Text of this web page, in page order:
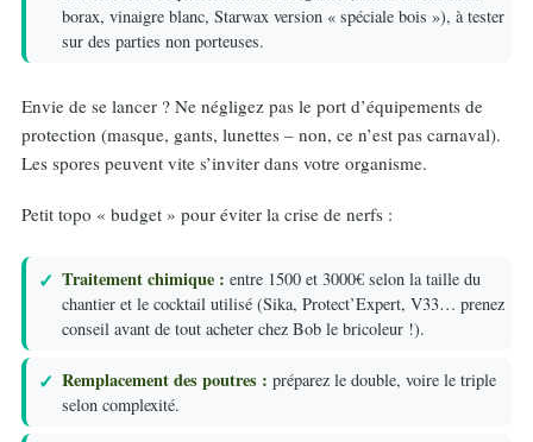
borax, vinaigre blanc, Starwax version « spéciale bois »), à tester
sur des parties non porteuses.
Envie de se lancer ? Ne négligez pas le port d’équipements de
protection (masque, gants, lunettes – non, ce n’est pas carnaval).
Les spores peuvent vite s’inviter dans votre organisme.
Petit topo « budget » pour éviter la crise de nerfs :
Traitement chimique : entre 1500 et 3000€ selon la taille du
chantier et le cocktail utilisé (Sika, Protect’Expert, V33… prenez
conseil avant de tout acheter chez Bob le bricoleur !).
Remplacement des poutres : préparez le double, voire le triple
selon complexité.